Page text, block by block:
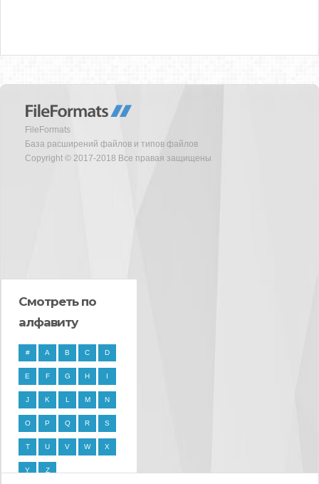
FileFormats
База расширений файлов и типов файлов
Copyright © 2017-2018 Все правая защищены
Смотреть по
алфавиту
# A B C D
E F G H I
J K L M N
O P Q R S
T U V W X
Y Z